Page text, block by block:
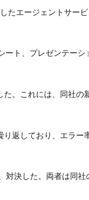
たエージェントサー
ート、プレゼンテー
。これには、同社の
返しており、エラー
決した。両者は同